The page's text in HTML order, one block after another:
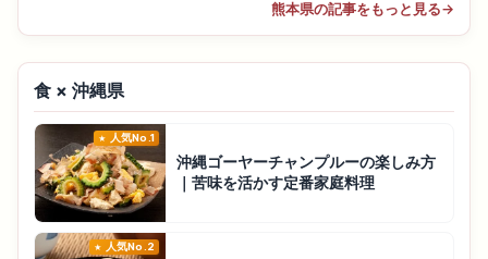
熊本県の記事をもっと見る→
食 × 沖縄県
人気No.1
沖縄ゴーヤーチャンプルーの楽しみ方
｜苦味を活かす定番家庭料理
人気No.2